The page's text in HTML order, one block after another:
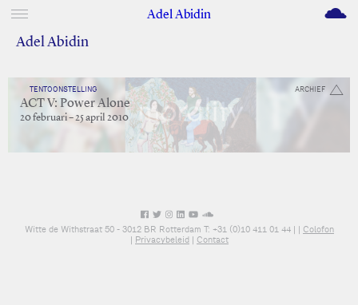
Adel Abidin M
Adel Abidin
ARCHIEF
TENTOONSTELLING
ACT V: Power Alone
20 februari – 25 april 2010
Witte de Withstraat 50 - 3012 BR Rotterdam T: +31 (0)10 411 01 44 | | Colofon
| Privacybeleid| Contact